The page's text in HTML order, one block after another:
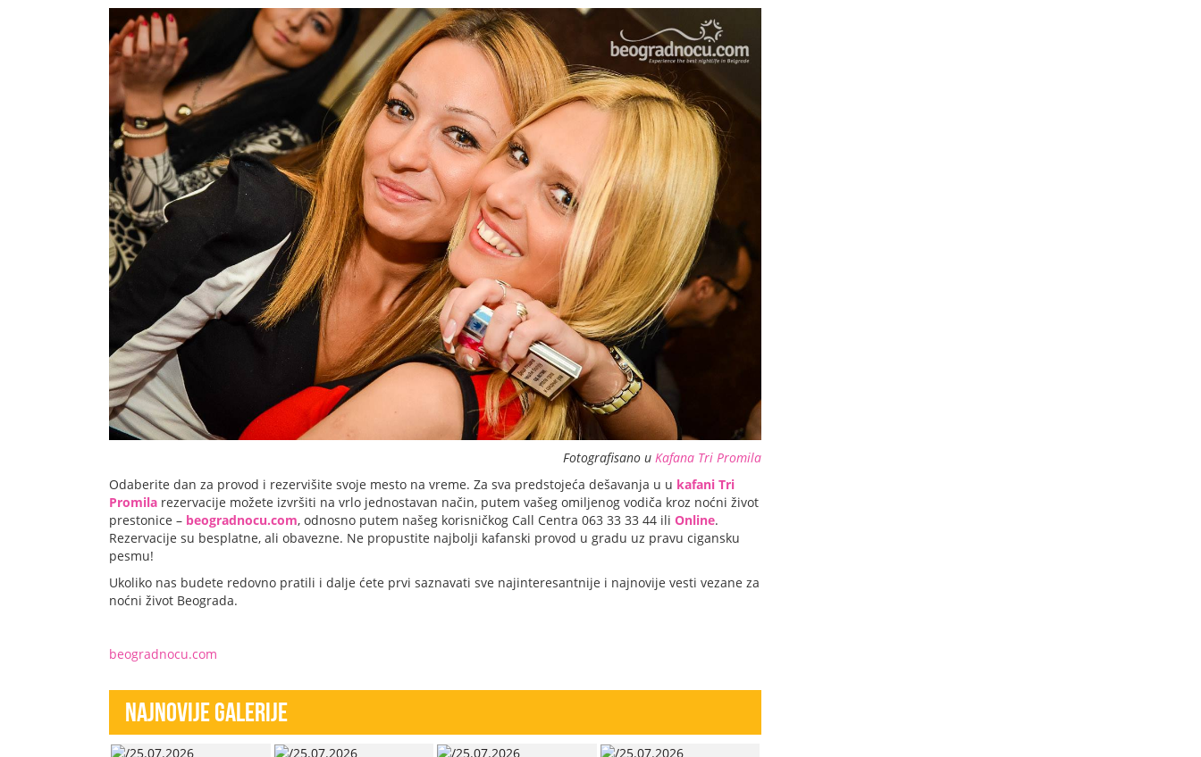
Fotografisano u Kafana Tri Promila
Odaberite dan za provod i rezervišite svoje mesto na vreme. Za sva predstojeća dešavanja u u kafani Tri
Promila rezervacije možete izvršiti na vrlo jednostavan način, putem vašeg omiljenog vodiča kroz noćni život
prestonice – beogradnocu.com, odnosno putem našeg korisničkog Call Centra 063 33 33 44 ili Online.
Rezervacije su besplatne, ali obavezne. Ne propustite najbolji kafanski provod u gradu uz pravu cigansku
pesmu!
Ukoliko nas budete redovno pratili i dalje ćete prvi saznavati sve najinteresantnije i najnovije vesti vezane za
noćni život Beograda.
beogradnocu.com
Najnovije Galerije